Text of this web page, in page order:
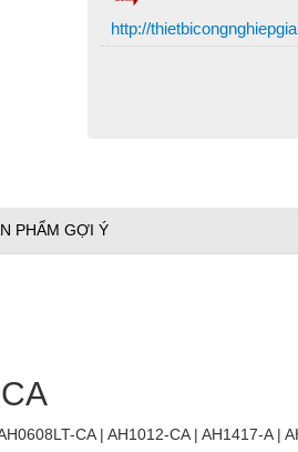
http://
PHẨM GỢI Ý
CA | AH1012-CA | AH1417-A |